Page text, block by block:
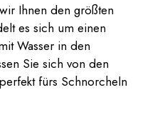
Ihnen den größten
es sich um einen
Wasser in den
Sie sich von den
fürs Schnorcheln